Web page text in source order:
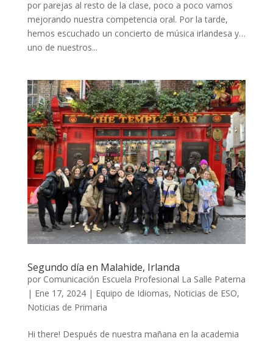
por parejas al resto de la clase, poco a poco vamos
mejorando nuestra competencia oral. Por la tarde,
hemos escuchado un concierto de música irlandesa y…
uno de nuestros...
Segundo día en Malahide, Irlanda
por Comunicación Escuela Profesional La Salle Paterna
| Ene 17, 2024| Equipo de Idiomas, Noticias de ESO,
Noticias de Primaria
Hi there! Después de nuestra mañana en la academia